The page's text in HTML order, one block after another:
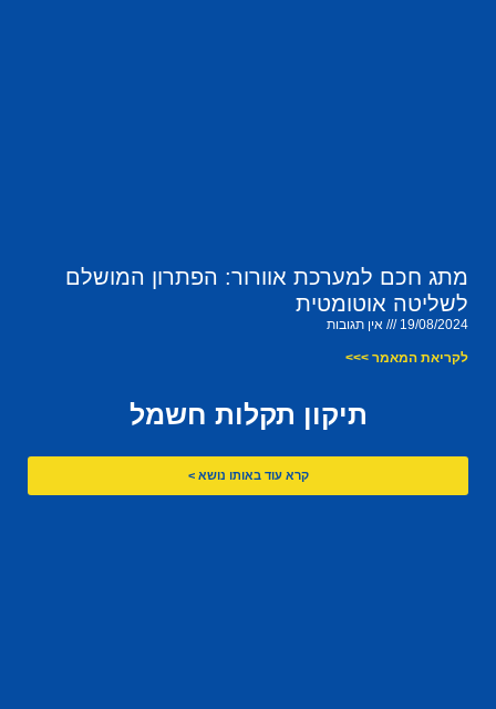
מתג חכם למערכת אוורור: הפתרון המושלם
לשליטה אוטומטית
19/08/2024 אין תגובות
לקריאת המאמר >>>
תיקון תקלות חשמל
קרא עוד באותו נושא >